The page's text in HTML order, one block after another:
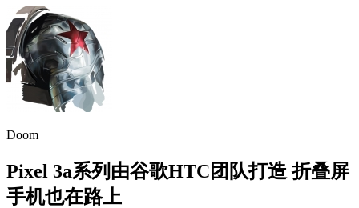
Doom
Pixel 3a系列由谷歌HTC团队打造 折叠屏
手机也在路上